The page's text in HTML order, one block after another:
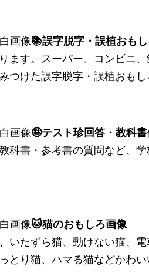
画像📚誤字脱字・誤植おも
ます。スーパー、コンビニ
つけた誤字脱字・誤植おも
画像🤪テスト珍回答・教科
科書・参考書の質問など、
画像🐱猫のおもしろ画像
いたずら猫、動けない猫、
とり猫、ハマる猫などかわ